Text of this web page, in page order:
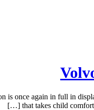
once again in full in
that takes child